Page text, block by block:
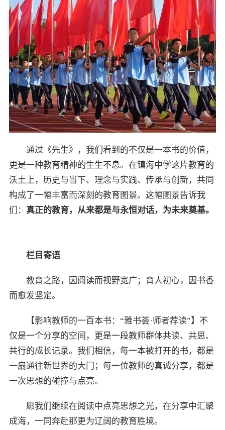
通过《先生》，我们看到的不仅是一本书的价值，
更是一种教育精神的生生不息。在镇海中学这片教育的
沃土上，历史与当下、理念与实践、传承与创新，共同
构成了一幅丰富而深刻的教育图景。这幅图景告诉我
们： 真正的教育，从来都是与永恒对话，为未来奠基。
栏目寄语
教育之路，因阅读而视野宽广；育人初心，因书香
而愈发坚定。
【影响教师的一百本书：“雅书荟·师者荐读”】不
仅是一个分享的空间，更是一段教师群体共读、共思、
共行的成长记录。我们相信，每一本被打开的书，都是
一扇通往新世界的大门；每一位教师的真诚分享，都是
一次思想的碰撞与点亮。
愿我们继续在阅读中点亮思想之光，在分享中汇聚
成海，一同奔赴那更为辽阔的教育胜境。